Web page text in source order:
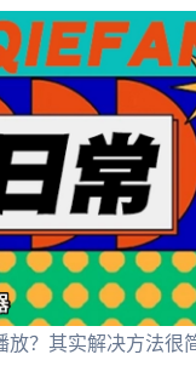
？其实解决方法很